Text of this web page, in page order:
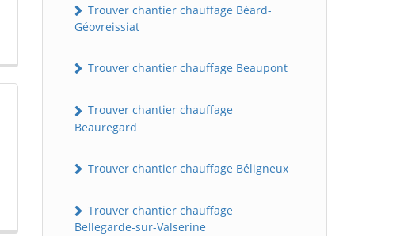
Trouver chantier chauffage Béard-
Géovreissiat
Trouver chantier chauffage Beaupont
Trouver chantier chauffage
Beauregard
Trouver chantier chauffage Béligneux
Trouver chantier chauffage
Bellegarde-sur-Valserine